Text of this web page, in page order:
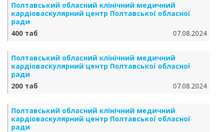
Полтавський обласний клінічний медичний
кардіоваскулярний центр Полтавської обласної
ради
400 таб
07.08.2024
Полтавський обласний клінічний медичний
кардіоваскулярний центр Полтавської обласної
ради
200 таб
07.08.2024
Полтавський обласний клінічний медичний
кардіоваскулярний центр Полтавської обласної
ради